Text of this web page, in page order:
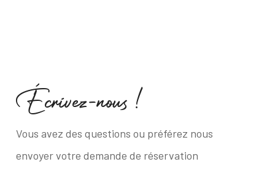
Écrivez-nous !
Vous avez des questions ou préférez nous
envoyer votre demande de réservation